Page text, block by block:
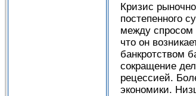
Кризис
постепенного
между спросом
что он
банкротством
сокращение
рецессией.
экономики.